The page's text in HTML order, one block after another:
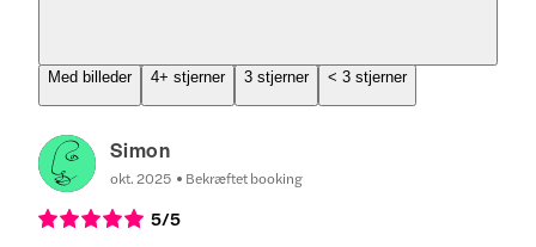
Med billeder 4+ stjerner 3 stjerner < 3 stjerner
Simon
okt. 2025 Bekræftet booking
5/5